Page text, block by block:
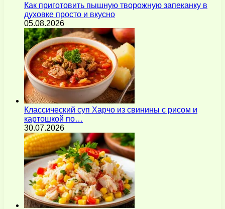
Как приготовить пышную творожную запеканку в
духовке просто и вкусно
05.08.2026
Классический суп Харчо из свинины с рисом и
картошкой по…
30.07.2026